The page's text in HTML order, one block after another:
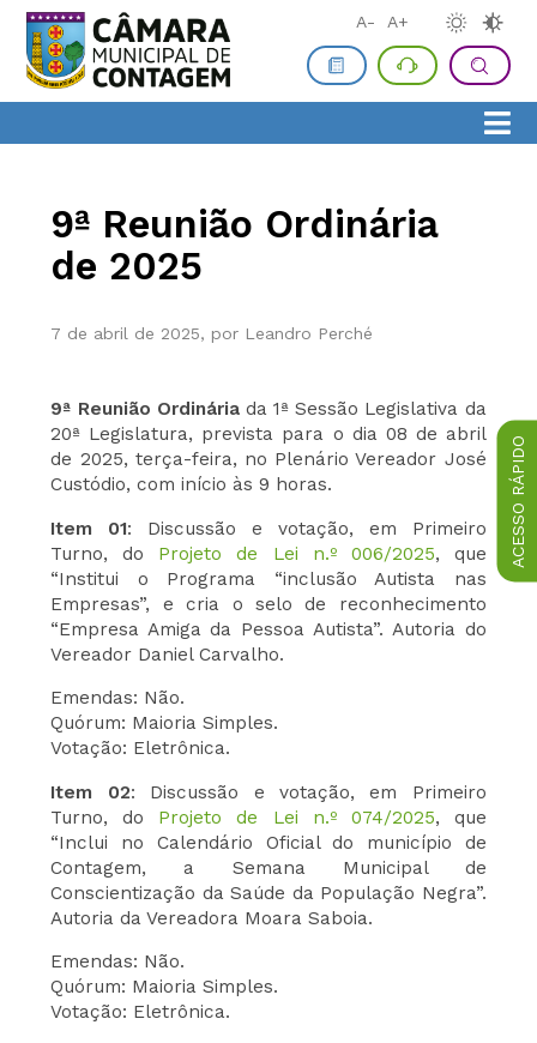
ACESSO RÁPIDO
A- A+
9ª Reunião Ordinária
de 2025
7 de abril de 2025, por Leandro Perché
9ª Reunião Ordináriada 1ª Sessão Legislativa da
20ª Legislatura, prevista para o dia 08 de abril
de 2025, terça-feira, no Plenário Vereador José
Custódio, com início às 9 horas.
Item 01: Discussão e votação, em Primeiro
Turno, do Projeto de Lei n.º 006/2025, que
“Institui o Programa “inclusão Autista nas
Empresas”, e cria o selo de reconhecimento
“Empresa Amiga da Pessoa Autista”. Autoria do
Vereador Daniel Carvalho.
Emendas: Não.
Quórum: Maioria Simples.
Votação: Eletrônica.
Item 02: Discussão e votação, em Primeiro
Turno, do Projeto de Lei n.º 074/2025, que
“Inclui no Calendário Oficial do município de
Contagem, a Semana Municipal de
Conscientização da Saúde da População Negra”.
Autoria da Vereadora Moara Saboia.
Emendas: Não.
Quórum: Maioria Simples.
Votação: Eletrônica.